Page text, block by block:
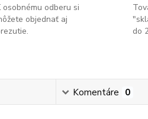
osobnému odberu si
objednať aj
do
Komentáre 0